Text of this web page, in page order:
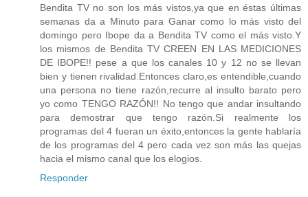
Bendita TV no son los más vistos,ya que en éstas últimas
semanas da a Minuto para Ganar como lo más visto del
domingo pero Ibope da a Bendita TV como el más visto.Y
los mismos de Bendita TV CREEN EN LAS MEDICIONES
DE IBOPE!! pese a que los canales 10 y 12 no se llevan
bien y tienen rivalidad.Entonces claro,es entendible,cuando
una persona no tiene razón,recurre al insulto barato pero
yo como TENGO RAZÓN!! No tengo que andar insultando
para demostrar que tengo razón.Si realmente los
programas del 4 fueran un éxito,entonces la gente hablaría
de los programas del 4 pero cada vez son más las quejas
hacia el mismo canal que los elogios.
Responder